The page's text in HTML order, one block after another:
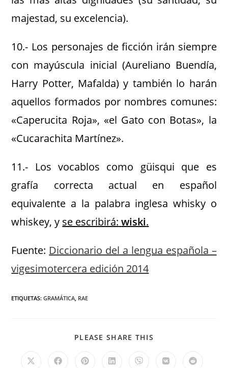
majestad, su excelencia).
10.- Los personajes de ficción irán siempre
con mayúscula inicial (Aureliano Buendía,
Harry Potter, Mafalda) y también lo harán
aquellos formados por nombres comunes:
«Caperucita Roja», «el Gato con Botas», la
«Cucarachita Martínez».
11.- Los vocablos como güisqui que es
grafía correcta actual en español
equivalente a la palabra inglesa whisky o
whiskey, y se escribirá: wiski.
Fuente: Diccionario del a lengua española –
vigesimotercera edición 2014
ETIQUETAS:GRAMÁTICA, RAE
PLEASE SHARE THIS